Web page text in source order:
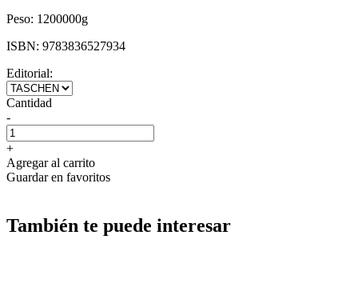
Peso: 1200000g
ISBN: 9783836527934
Editorial:
Cantidad
-
+
Agregar al carrito
Guardar en favoritos
También te puede interesar